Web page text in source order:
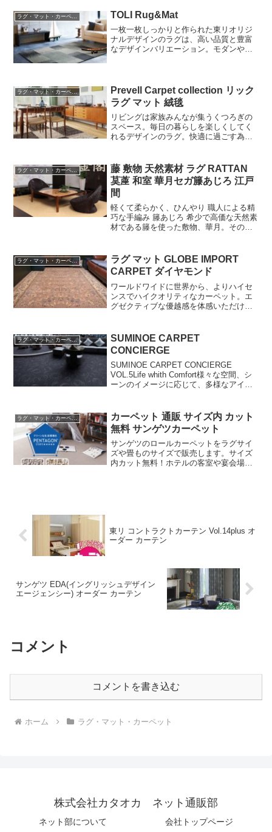
ラグ・マット・カーペット TOLI Rug&Mat
一枚一枚しっかりと作られた東リオリジ
ナルデザインのラグは、高い品質と豊富
なデザインバリエーション。モダンやナ
ラグ・マット・カーペット
Prevell Carpet collection リック
ラグ マット 絨毯
リビングは家族みんなが集うくつろぎの
スペース。毎日の暮らしを楽しくしてく
れるデザインのラグ。快適に過ごす為の
り。カラーやサイズ、バリエーションを
豊富に取り揃えたコレクションの中から
お気に入りの一枚をお選びください。
ラグ・マット・カーペット
藤 敷物 天然素材 ラグ RATTAN
茣蓙 和室 華月セガ籐あじろ 江戸
間
軽くて柔らかく、ひんやり 職人による精
巧な手編み 籐あじろ 希少で高価な天然素
材である籐を使った敷物、華月。その触
ったりと言えます。華月は厳選された籐
の皮材をあじろ編みして、さらに変形し
ないよう裏打ちを施し仕上げています。
ラインナップの中には、八女の伝統工芸
である手すき和紙に防虫、防臭効果のあ
る渋柿をしみこませた渋柿和紙を裏張り
現しております。
ラグ・マット・カーペット
ラグ マット GLOBE IMPORT
CARPET ダイヤモンド
ワールドワイドに世界から、よりハイセ
ンスでハイクオリティなカーペット。エ
グゼクティブな優越感を体感いただける
が変わります。最高の雰囲気で癒しのひ
とときを・・ハイグレードでセンスの良
いヨーロッパ製カーペットのある暮らし
は、住む人の心に潤いを与え、その人の
ステータスをも上げてくれる事でしょ
う。
ラグ・マット・カーペット
SUMINOE CARPET
CONCIERGE
SUMINOE CARPET CONCIERGE
VOL.5Life whith Comfort様々な空間、シ
ーンのイメージに応じて、多様なアイテ
ションを鮮やかに表現いたします。
ラグ・マット・カーペット
カーペット 通販 サイズ内 カット
無料 サンゲツカーペット
サンゲツのロールカーペットをラグサイ
ズや畳ものサイズで販売します。サイズ
内カット無料！ホテルの客室や宴会場、
東リ コントラクトカーテン Vol.14plus オ
ーダー カーテン
サンゲツ EDA(イングリッシュデザイン
エージェンシー) オーダー カーテン
コメント
コメントを書き込む
ホーム ラグ・マット・カーペット
株式会社カタオカ ネット通販部
ネット部について 会社トップページ